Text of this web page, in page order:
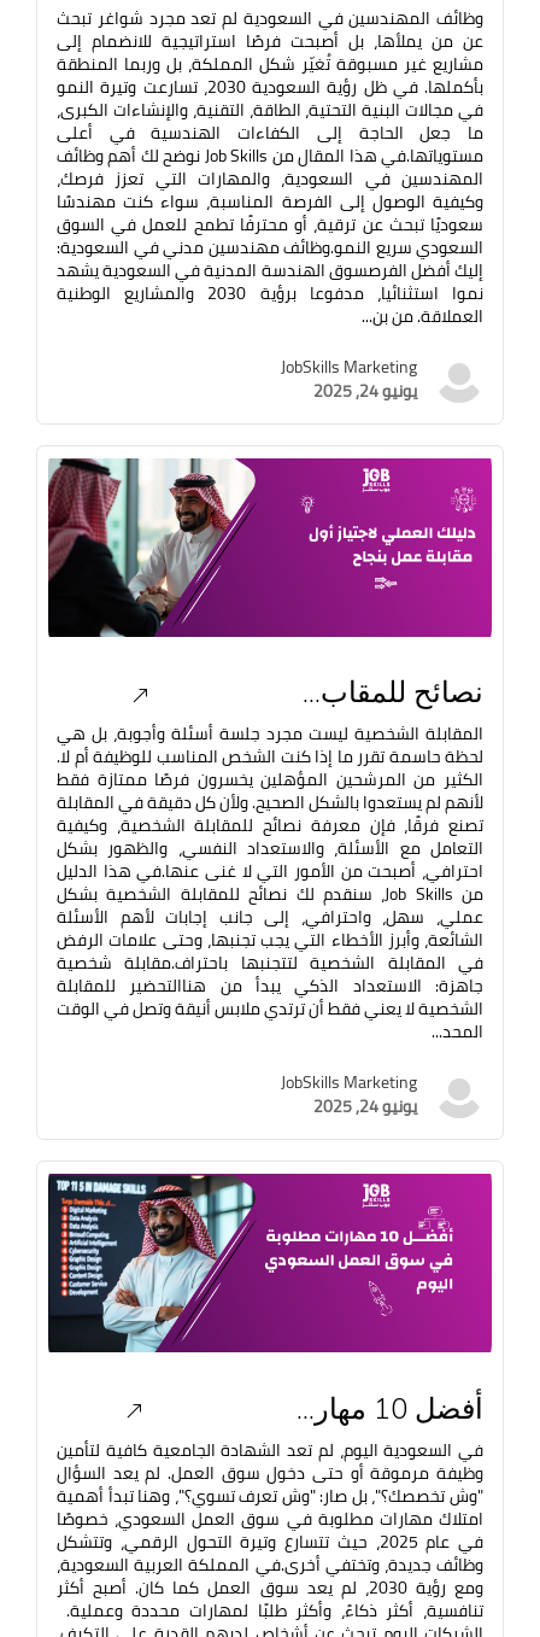
وظائف المهندسين في السعودية لم تعد مجرد شواغر تبحث
عن من يملأها، بل أصبحت فرصًا استراتيجية للانضمام إلى
مشاريع غير مسبوقة تُغيّر شكل المملكة، بل وربما المنطقة
بأكملها. في ظل رؤية السعودية 2030، تسارعت وتيرة النمو
في مجالات البنية التحتية، الطاقة، التقنية، والإنشاءات الكبرى،
ما جعل الحاجة إلى الكفاءات الهندسية في أعلى
مستوياتها.في هذا المقال من Job Skills نوضح لك أهم وظائف
المهندسين في السعودية، والمهارات التي تعزز فرصك،
وكيفية الوصول إلى الفرصة المناسبة، سواء كنت مهندسًا
سعوديًا تبحث عن ترقية، أو محترفًا تطمح للعمل في السوق
السعودي سريع النمو.وظائف مهندسين مدني في السعودية:
إليك أفضل الفرصسوق الهندسة المدنية في السعودية يشهد
نموا استثنائيا، مدفوعا برؤية 2030 والمشاريع الوطنية
العملاقة. من بن...
JobSkills Marketing
يونيو 24, 2025
نصائح للمقاب...
المقابلة الشخصية ليست مجرد جلسة أسئلة وأجوبة، بل هي
لحظة حاسمة تقرر ما إذا كنت الشخص المناسب للوظيفة أم لا.
الكثير من المرشحين المؤهلين يخسرون فرصًا ممتازة فقط
لأنهم لم يستعدوا بالشكل الصحيح. ولأن كل دقيقة في المقابلة
تصنع فرقًا، فإن معرفة نصائح للمقابلة الشخصية، وكيفية
التعامل مع الأسئلة، والاستعداد النفسي، والظهور بشكل
احترافي، أصبحت من الأمور التي لا غنى عنها.في هذا الدليل
من Job Skills، سنقدم لك نصائح للمقابلة الشخصية بشكل
عملي، سهل، واحترافي، إلى جانب إجابات لأهم الأسئلة
الشائعة، وأبرز الأخطاء التي يجب تجنبها، وحتى علامات الرفض
في المقابلة الشخصية لتتجنبها باحتراف.مقابلة شخصية
جاهزة: الاستعداد الذكي يبدأ من هناالتحضير للمقابلة
الشخصية لا يعني فقط أن ترتدي ملابس أنيقة وتصل في الوقت
المحد...
JobSkills Marketing
يونيو 24, 2025
أفضل 10 مهار...
في السعودية اليوم، لم تعد الشهادة الجامعية كافية لتأمين
وظيفة مرموقة أو حتى دخول سوق العمل. لم يعد السؤال
"وش تخصصك؟"، بل صار: "وش تعرف تسوي؟"، وهنا تبدأ أهمية
امتلاك مهارات مطلوبة في سوق العمل السعودي، خصوصًا
في عام 2025، حيث تتسارع وتيرة التحول الرقمي، وتتشكل
وظائف جديدة، وتختفي أخرى.في المملكة العربية السعودية،
ومع رؤية 2030، لم يعد سوق العمل كما كان. أصبح أكثر
تنافسية، أكثر ذكاءً، وأكثر طلبًا لمهارات محددة وعملية.